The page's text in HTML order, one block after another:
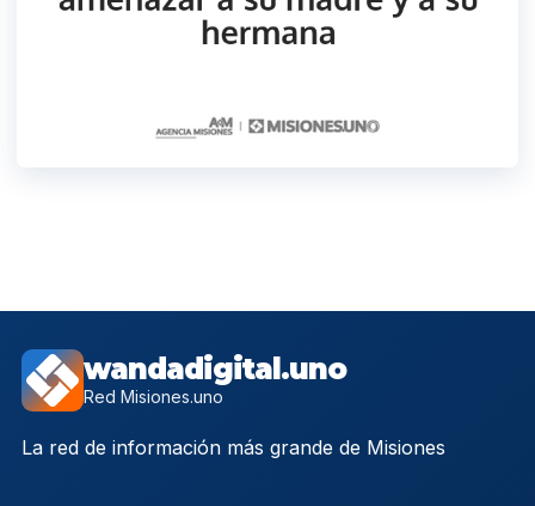
wandadigital.uno
Red Misiones.uno
La red de información más grande de Misiones